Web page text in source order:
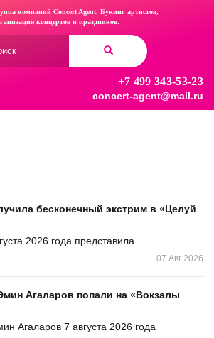
компаний Concert Agent. Букинг артистов,
концертов и праздников.
+7 499 343-53-23
concert-agent@mail.ru
бесконечный экстрим в «Целуй
2026 года представила
07 Авг 2026
Агаларов попали на «Вокзалы
Агаларов 7 августа 2026 года